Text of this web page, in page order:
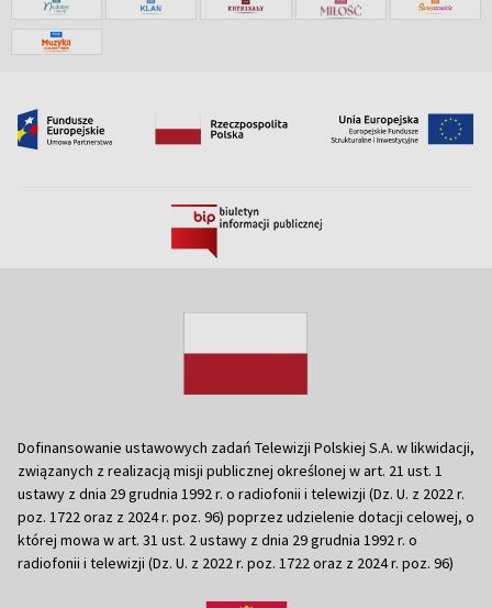
Dofinansowanie ustawowych zadań Telewizji Polskiej S.A. w likwidacji,
związanych z realizacją misji publicznej określonej w art. 21 ust. 1
ustawy z dnia 29 grudnia 1992 r. o radiofonii i telewizji (Dz. U. z 2022 r.
poz. 1722 oraz z 2024 r. poz. 96) poprzez udzielenie dotacji celowej, o
której mowa w art. 31 ust. 2 ustawy z dnia 29 grudnia 1992 r. o
radiofonii i telewizji (Dz. U. z 2022 r. poz. 1722 oraz z 2024 r. poz. 96)